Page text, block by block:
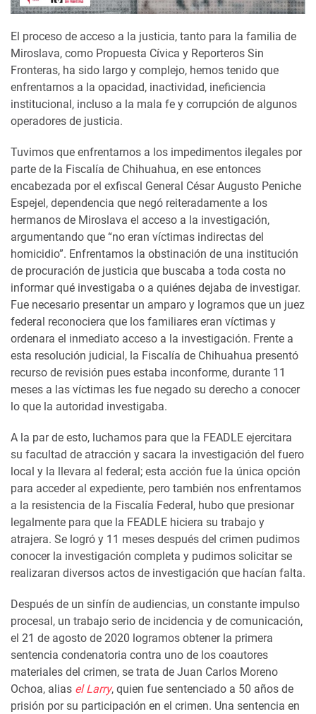
El proceso de acceso a la justicia, tanto para la familia de
Miroslava, como Propuesta Cívica y Reporteros Sin
Fronteras, ha sido largo y complejo, hemos tenido que
enfrentarnos a la opacidad, inactividad, ineficiencia
institucional, incluso a la mala fe y corrupción de algunos
operadores de justicia.
Tuvimos que enfrentarnos a los impedimentos ilegales por
parte de la Fiscalía de Chihuahua, en ese entonces
encabezada por el exfiscal General César Augusto Peniche
Espejel, dependencia que negó reiteradamente a los
hermanos de Miroslava el acceso a la investigación,
argumentando que “no eran víctimas indirectas del
homicidio”. Enfrentamos la obstinación de una institución
de procuración de justicia que buscaba a toda costa no
informar qué investigaba o a quiénes dejaba de investigar.
Fue necesario presentar un amparo y logramos que un juez
federal reconociera que los familiares eran víctimas y
ordenara el inmediato acceso a la investigación. Frente a
esta resolución judicial, la Fiscalía de Chihuahua presentó
recurso de revisión pues estaba inconforme, durante 11
meses a las víctimas les fue negado su derecho a conocer
lo que la autoridad investigaba.
A la par de esto, luchamos para que la FEADLE ejercitara
su facultad de atracción y sacara la investigación del fuero
local y la llevara al federal; esta acción fue la única opción
para acceder al expediente, pero también nos enfrentamos
a la resistencia de la Fiscalía Federal, hubo que presionar
legalmente para que la FEADLE hiciera su trabajo y
atrajera. Se logró y 11 meses después del crimen pudimos
conocer la investigación completa y pudimos solicitar se
realizaran diversos actos de investigación que hacían falta.
Después de un sinfín de audiencias, un constante impulso
procesal, un trabajo serio de incidencia y de comunicación,
el 21 de agosto de 2020 logramos obtener la primera
sentencia condenatoria contra uno de los coautores
materiales del crimen, se trata de Juan Carlos Moreno
Ochoa, alias el Larry, quien fue sentenciado a 50 años de
prisión por su participación en el crimen. Una sentencia en